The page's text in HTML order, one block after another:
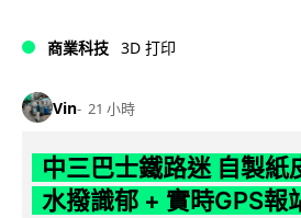
商業科技 3D 打印
Vin 21 小時
中三巴士鐵路迷 自製紙
水撥識郁 + 實時GPS報